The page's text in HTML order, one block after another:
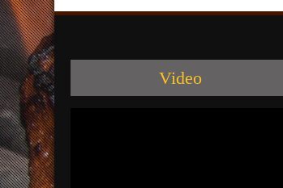
Video